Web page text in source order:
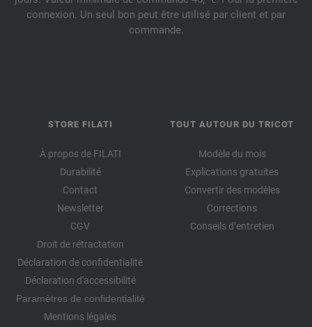
connexion. Un seul bon peut être utilisé par client et par
commande.
STORE FILATI
À propos de FILATI
Durabilité
Contact
Newsletter
CGV
Droit de rétractation
Déclaration de confidentialité
Déclaration d'accessibilité
Paramètres de confidentialité
Mentions légales
TOUT AUTOUR DU TRICOT
Modèle du mois
Explications gratuites
Convertir des modèles
Corrections
Conseils d’entretien